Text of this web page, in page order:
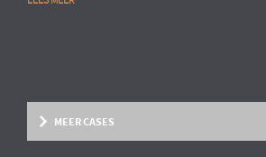
MEER CASES